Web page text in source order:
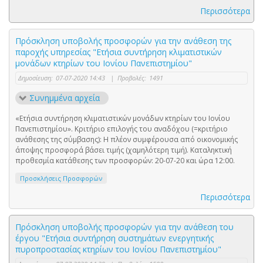
Περισσότερα
Πρόσκληση υποβολής προσφορών για την ανάθεση της
παροχής υπηρεσίας "Ετήσια συντήρηση κλιματιστικών
μονάδων κτηρίων του Ιονίου Πανεπιστημίου"
Δημοσίευση: 07-07-2020 14:43 | Προβολές: 1491
Συνημμένα αρχεία
«Ετήσια συντήρηση κλιματιστικών μονάδων κτηρίων του Ιονίου
Πανεπιστημίου». Κριτήριο επιλογής του αναδόχου (=κριτήριο
ανάθεσης της σύμβασης): Η πλέον συμφέρουσα από οικονομικής
άποψης προσφορά βάσει τιμής (χαμηλότερη τιμή). Καταληκτική
προθεσμία κατάθεσης των προσφορών: 20-07-20 και ώρα 12:00.
Προσκλήσεις Προσφορών
Περισσότερα
Πρόσκληση υποβολής προσφορών για την ανάθεση του
έργου "Ετήσια συντήρηση συστημάτων ενεργητικής
πυροπροστασίας κτηρίων του Ιονίου Πανεπιστημίου"